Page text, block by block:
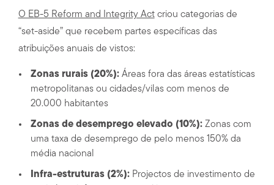
O EB-5 Reform and Integrity Actcriou categorias de
“set-aside” que recebem partes específicas das
atribuições anuais de vistos:
Zonas rurais (20%): Áreas fora das áreas estatísticas
metropolitanas ou cidades/vilas com menos de
20.000 habitantes
Zonas de desemprego elevado (10%): Zonas com
uma taxa de desemprego de pelo menos 150% da
média nacional
Infra-estruturas (2%): Projectos de investimento de